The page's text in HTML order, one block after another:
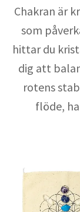
Chakran är
som
hittar du
dig att
rotens
flöde,